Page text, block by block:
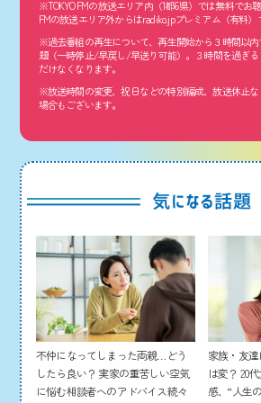
※TOKYO FMの放送エリア内（1都6県）では無料でお
FMの放送エリア外からはradiko.jpプレミアム（有料）
※過去番組の再生について、再生開始から３時間以
題（一時停止/早戻し/早送り可能）。３時間を過ぎ
だけなくなります。
※放送時間の変更、祝日などの特別編成、放送休止
場合もございます。
不仲になってしまった両親…どう
したら良い？ 実家の重苦しい空気
に悩む相談者へのアドバイス続々
家族・友
は変？ 20
感、“人生